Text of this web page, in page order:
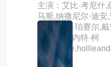
主演：艾比·考尼什,
马斯,纳撒尼尔·迪安
马森,利亚·珀赛尔,
尼克松,琳内特·柯
伦